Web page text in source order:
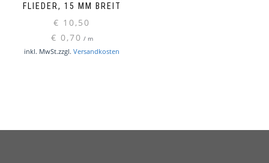
FLIEDER, 15 MM BREIT
€ 10,50
€ 0,70 / m
inkl. MwSt.zzgl. Versandkosten